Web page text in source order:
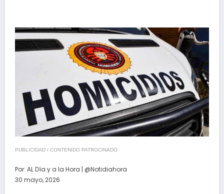
PUBLICIDAD / CONTENIDO PATROCINADO
Por: AL Día y a la Hora | @Notidiahora
30 mayo, 2026